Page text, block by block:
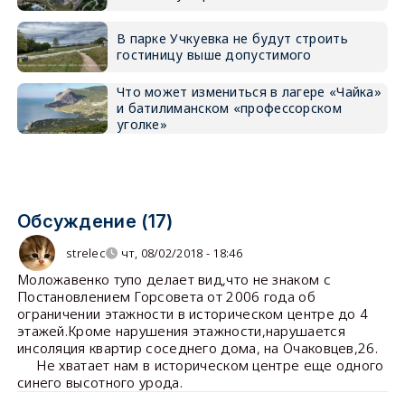
В парке Учкуевка не будут строить
гостиницу выше допустимого
Что может измениться в лагере «Чайка»
и батилиманском «профессорском
уголке»
Обсуждение (17)
strelec чт, 08/02/2018 - 18:46
Моложавенко тупо делает вид,что не знаком с
Постановлением Горсовета от 2006 года об
ограничении этажности в историческом центре до 4
этажей.Кроме нарушения этажности,нарушается
инсоляция квартир соседнего дома, на Очаковцев,26.
Не хватает нам в историческом центре еще одного
синего высотного урода.